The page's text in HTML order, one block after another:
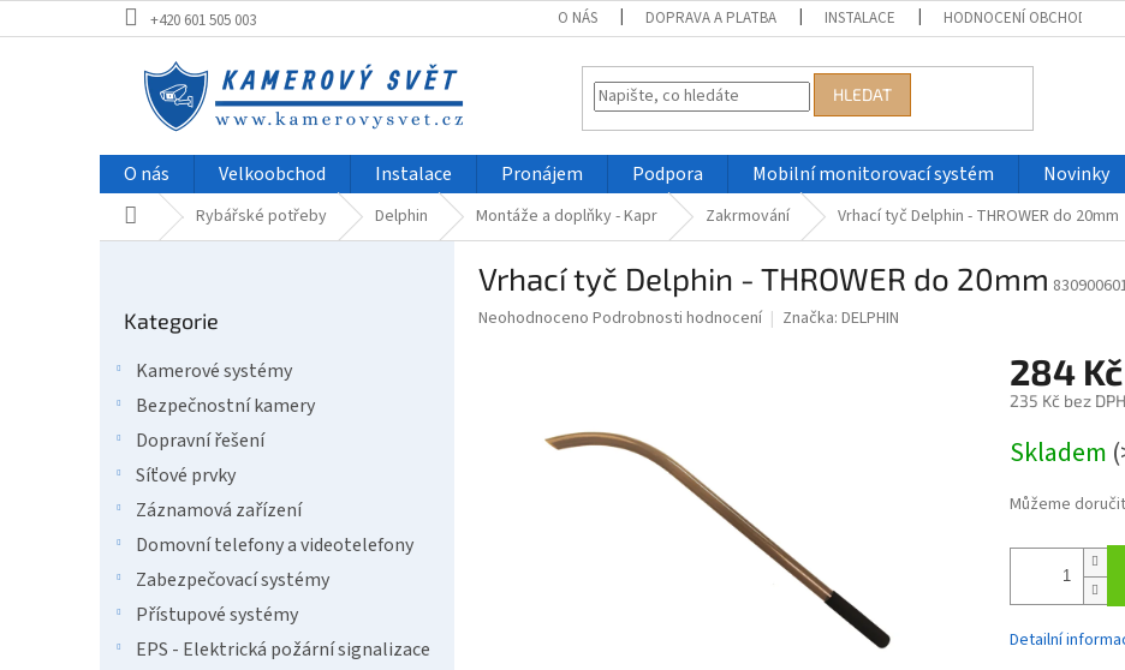
na
+420 601 505 003 O NÁS DOPRAVA A PLATBA INSTALACE HODNOCENÍ OBCHODU
HLEDAT
O nás Velkoobchod Instalace Pronájem Podpora Mobilní monitorovací systém Novinky
Domů Rybářské potřeby Delphin Montáže a doplňky - Kapr Zakrmování Vrhací tyč Delphin - THROWER do 20mm
kategorie
Kategorie
Kamerové systémy
Bezpečnostní kamery
Dopravní řešení
Síťové prvky
Záznamová zařízení
Domovní telefony a videotelefony
Zabezpečovací systémy
Přístupové systémy
EPS - Elektrická požární signalizace
Vrhací tyč Delphin - THROWER do 20mm
Průměrné
Neohodnoceno Podrobnosti hodnocení Značka: DELPHIN
284 Kč
235 Kč bez DPH
cena:
Skladem
Můžeme
Detailní